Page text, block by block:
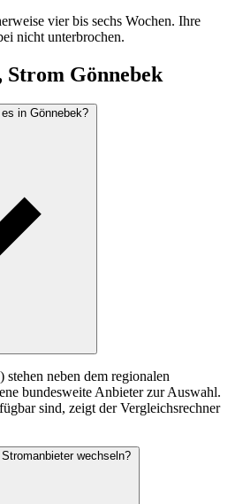
vier bis sechs Wochen. Ihre
nicht unterbrochen.
Gönnebek
in Gönnebek?
neben dem regionalen
bundesweite Anbieter zur Auswahl.
sind, zeigt der Vergleichsrechner
wechseln?